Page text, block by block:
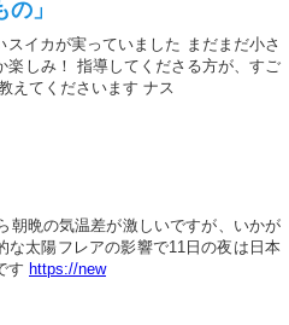
」
イカが実っていました まだまだ小さ
楽しみ！ 指導してくださる方が、すご
えてくださいます ナス
朝晩の気温差が激しいですが、いかが
な太陽フレアの影響で11日の夜は日本
す https://new